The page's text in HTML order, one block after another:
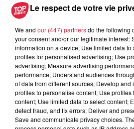
7 lieux, 7
ambiances…
Les métamorphoses de
d’un parcours construit en sept
Parvis de la Gare centrale.
VILLE CONNECTÉE. Artiste :
Parvis de la Faculté de la
MULHOUSE, VILLE
Le respect de votre vie
We and our (447) partnersdo the following
your consent and/or our legitimate interest:
information on a device; Use limited data
profiles for personalised advertising; Use
advertising; Measure advertising
performance; Understand audiences
of data from different sources; Develop
profiles to personalise content; Use profiles
content; Use limited data to select content;
detect fraud, and fix errors; Deliver and
Save and communicate privacy choices.